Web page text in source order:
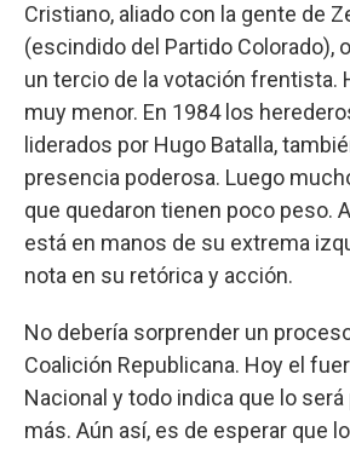
Cristiano, aliado con la gente de
(escindido del Partido Colorado),
un tercio de la votación frentista.
muy menor. En 1984 los
liderados por Hugo Batalla,
presencia poderosa. Luego
que quedaron tienen poco peso.
está en manos de su extrema
nota en su retórica y acción.
No debería sorprender un
Coalición Republicana. Hoy el
Nacional y todo indica que lo
más. Aún así, es de esperar que